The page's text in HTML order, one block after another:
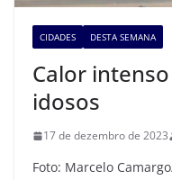
CIDADES DESTA SEMANA
Calor
idosos
17 de dezembro de 2023
Foto: Marcelo